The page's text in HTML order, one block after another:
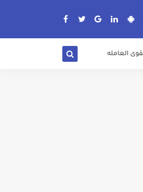
العامله